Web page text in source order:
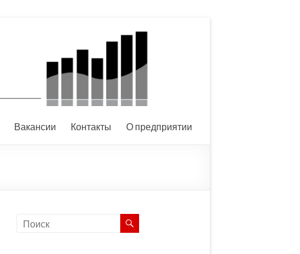
Вакансии Контакты О предприятии